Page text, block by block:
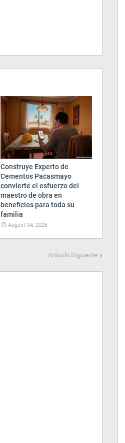
Construye Experto de
Cementos Pacasmayo
convierte el esfuerzo del
maestro de obra en
beneficios para toda su
familia
August 04, 2026
Artículo Siguiente